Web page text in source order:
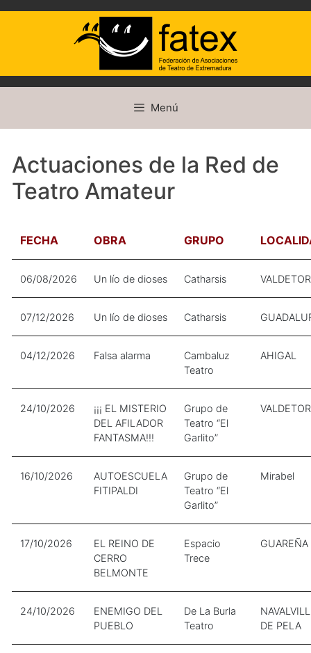
contenido
Menú
Actuaciones de la Red de
Teatro Amateur
FECHA OBRA GRUPO
06/08/2026 Un lío de dioses Catharsis
07/12/2026 Un lío de dioses Catharsis
04/12/2026 Falsa alarma
Cambaluz
Teatro
AHIGAL
24/10/2026
¡¡¡ EL MISTERIO
DEL AFILADOR
FANTASMA!!!
Grupo de
Teatro “El
Garlito”
16/10/2026
AUTOESCUELA
FITIPALDI
Grupo de
Teatro “El
Garlito”
Mirabel
17/10/2026
EL REINO DE
CERRO
BELMONTE
Espacio
Trece
GUAREÑA
24/10/2026
ENEMIGO DEL
PUEBLO
De La Burla
Teatro
DE PELA